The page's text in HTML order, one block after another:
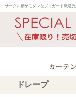
サークル柄がモダンなジャガード織遮
ドレープ